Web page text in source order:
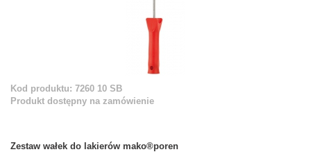
Kod produktu: 7260 10 SB
Produkt dostępny na zamówienie
Zestaw wałek do lakierów mako®poren